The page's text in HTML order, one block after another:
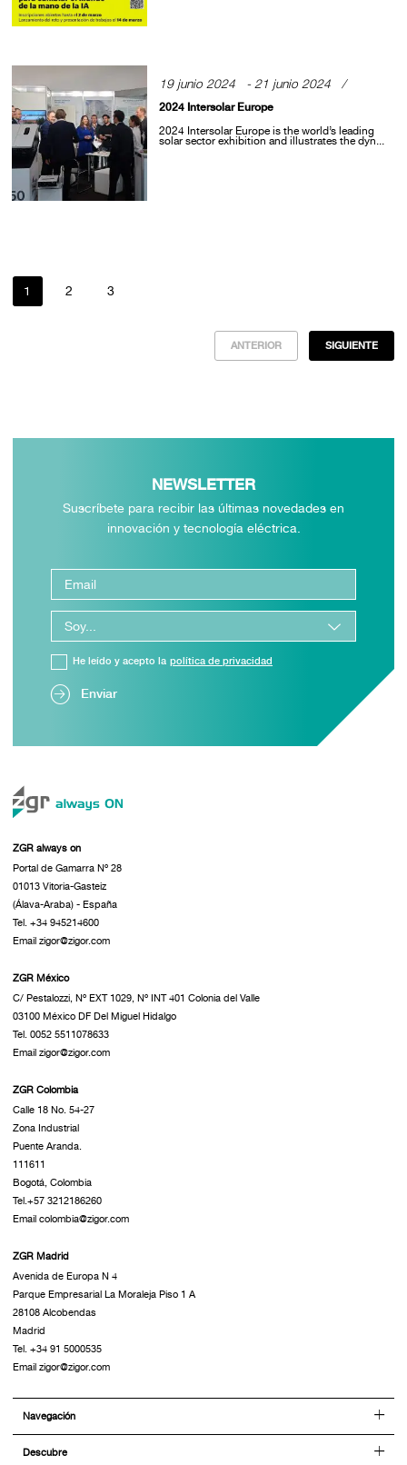
19 junio 2024 - 21 junio 2024 /
2024 Intersolar Europe
2024 Intersolar Europe is the world’s leading
solar sector exhibition and illustrates the dyn...
1 2 3
ANTERIOR SIGUIENTE
NEWSLETTER
Suscríbete para recibir las últimas novedades en
innovación y tecnología eléctrica.
Enviar
He leído y acepto la política de privacidad
ZGR always on
Portal de Gamarra Nº 28
01013 Vitoria-Gasteiz
(Álava-Araba) - España
Tel. +34 945214600
Email zigor@zigor.com
ZGR México
C/ Pestalozzi, Nº EXT 1029, Nº INT 401 Colonia del Valle
03100 México DF Del Miguel Hidalgo
Tel. 0052 5511078633
Email zigor@zigor.com
ZGR Colombia
Calle 18 No. 54-27
Zona Industrial
Puente Aranda.
111611
Bogotá, Colombia
Tel.+57 3212186260
Email colombia@zigor.com
ZGR Madrid
Avenida de Europa N 4
Parque Empresarial La Moraleja Piso 1 A
28108 Alcobendas
Madrid
Tel. +34 91 5000535
Email zigor@zigor.com
Navegación
Descubre